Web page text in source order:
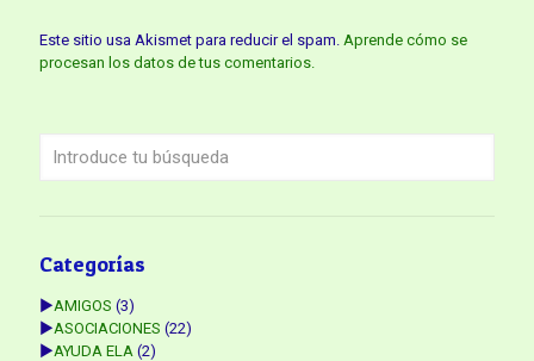
Este sitio usa Akismet para reducir el spam. Aprende cómo se
procesan los datos de tus comentarios.
Categorías
►AMIGOS (3)
►ASOCIACIONES (22)
►AYUDA ELA (2)